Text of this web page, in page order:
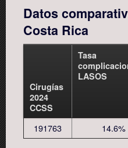
Datos
Costa Rica
Cirugías
2024
CCSS
Tasa
LASOS
191763 14.6%